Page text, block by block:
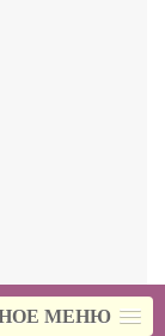
МЕНЮ